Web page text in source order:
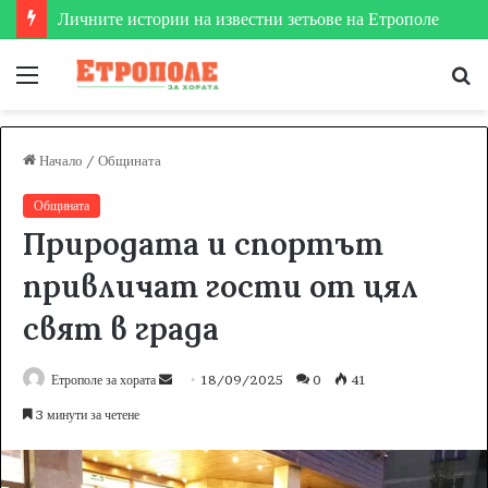
Етрополе затвърди мястото си на футболната карта
Меню
Начало / Общината
Общината
Природата и спортът
привличат гости от цял ​​
свят в града
Етрополе за хората
d
a
18/09/2025 0 41
3 минути за четене